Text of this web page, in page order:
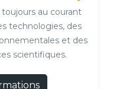
au courant
technologies, des
et des
scientifiques.